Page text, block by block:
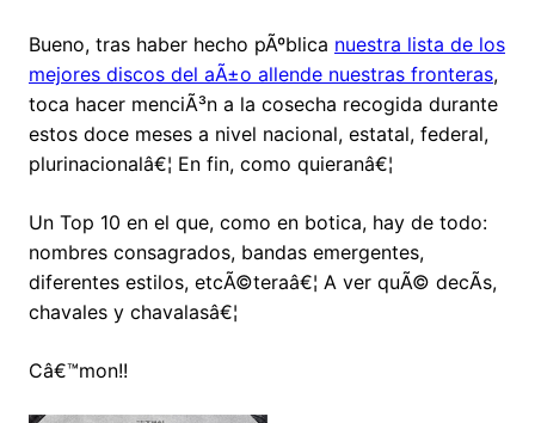
Bueno, tras haber hecho pÃºblica nuestra lista de los
mejores discos del aÃ±o allende nuestras fronteras,
toca hacer menciÃ³n a la cosecha recogida durante
estos doce meses a nivel nacional, estatal, federal,
plurinacionalâ€¦ En fin, como quieranâ€¦
Un Top 10 en el que, como en botica, hay de todo:
nombres consagrados, bandas emergentes,
diferentes estilos, etcÃ©teraâ€¦ A ver quÃ© decÃ­s,
chavales y chavalasâ€¦
Câ€™mon!!